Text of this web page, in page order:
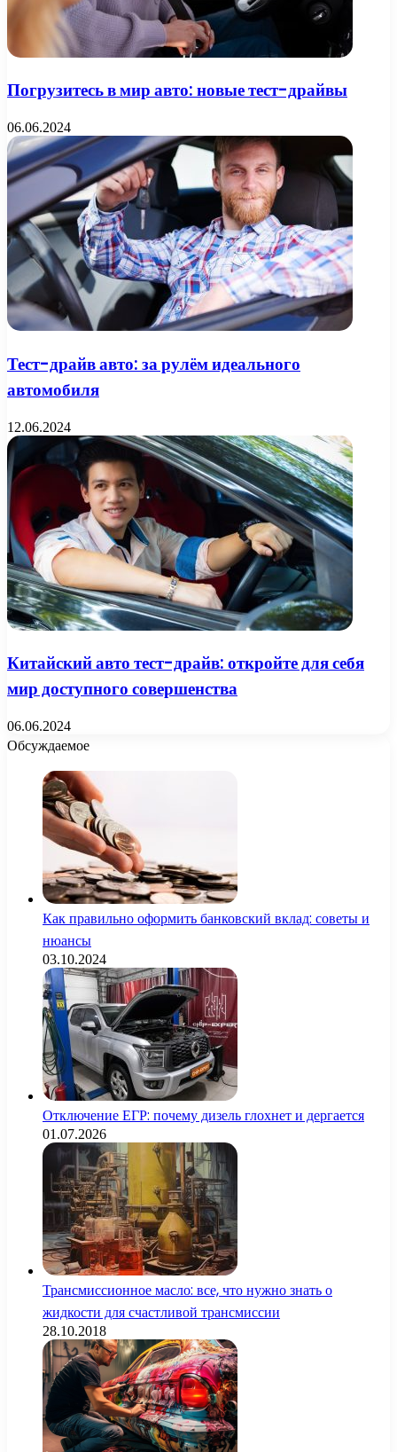
Погрузитесь в мир авто: новые тест-драйвы
06.06.2024
Тест-драйв авто: за рулём идеального
автомобиля
12.06.2024
Китайский авто тест-драйв: откройте для себя
мир доступного совершенства
06.06.2024
Обсуждаемое
Как правильно оформить банковский вклад: советы и
нюансы
03.10.2024
Отключение ЕГР: почему дизель глохнет и дергается
01.07.2026
Трансмиссионное масло: все, что нужно знать о
жидкости для счастливой трансмиссии
28.10.2018